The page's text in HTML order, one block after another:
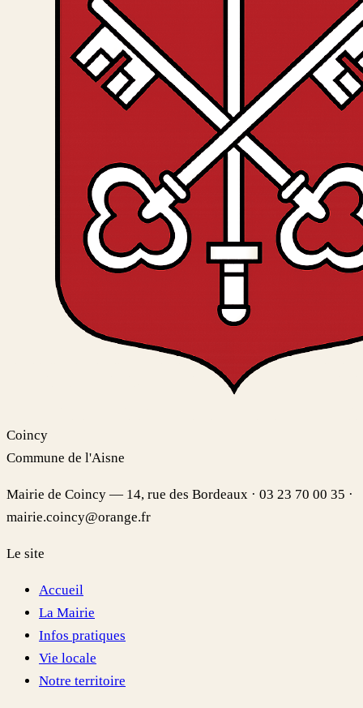
Coincy
Commune de l'Aisne
Mairie de Coincy — 14, rue des Bordeaux · 03 23 70 00 35 ·
mairie.coincy@orange.fr
Le site
Accueil
La Mairie
Infos pratiques
Vie locale
Notre territoire